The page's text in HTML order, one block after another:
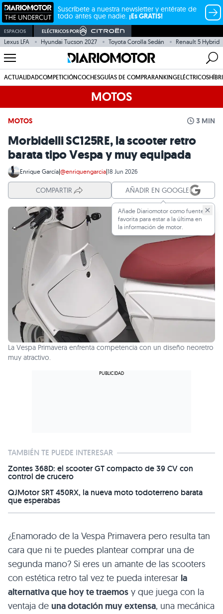
Suscríbete a nuestra newsletter y entérate de
todo antes que nadie. ¡Es GRATIS!
ESPACIOS ELÉCTRICOS POR
Lexus LFA Hyundai Tucson 2027 Toyota Corolla Sedán Renault 5 Hybrid
ACTUALIDADCOMPETICIÓNCOCHESGUÍAS DE COMPRARANKINGELÉCTRICOS
MOTOS
MOTOS 3 MIN
Morbidelli SC125RE, la scooter retro
barata tipo Vespa y muy equipada
Enrique García|@enriquengarcia|18 Jun 2026
COMPARTIR AÑADIR EN GOOGLE
Añade Diariomotor como fuente
favorita para estar a la última en
la información de motor.
La Vespa Primavera enfrenta competencia con un diseño neoretro
muy atractivo.
TAMBIÉN TE PUEDE INTERESAR
Zontes 368D: el scooter GT compacto de 39 CV con
control de crucero
QJMotor SRT 450RX, la nueva moto todoterreno barata
que esperabas
¿Enamorado de la Vespa Primavera pero resulta tan
cara que ni te puedes plantear comprar una de
segunda mano? Si eres un amante de las scooters
con estética retro tal vez te pueda interesar la
alternativa que hoy te traemos y que juega con la
ventaja de una dotación muy extensa, una mecánica